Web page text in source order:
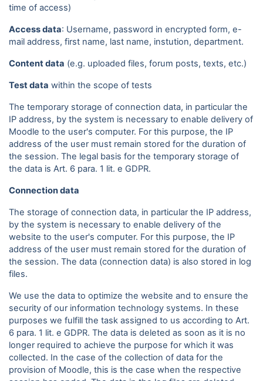
time of access)
Access data: Username, password in encrypted form, e-
mail address, first name, last name, instution, department.
Content data (e.g. uploaded files, forum posts, texts, etc.)
Test data within the scope of tests
The temporary storage of connection data, in particular the
IP address, by the system is necessary to enable delivery of
Moodle to the user's computer. For this purpose, the IP
address of the user must remain stored for the duration of
the session. The legal basis for the temporary storage of
the data is Art. 6 para. 1 lit. e GDPR.
Connection data
The storage of connection data, in particular the IP address,
by the system is necessary to enable delivery of the
website to the user's computer. For this purpose, the IP
address of the user must remain stored for the duration of
the session. The data (connection data) is also stored in log
files.
We use the data to optimize the website and to ensure the
security of our information technology systems. In these
purposes we fulfill the task assigned to us according to Art.
6 para. 1 lit. e GDPR. The data is deleted as soon as it is no
longer required to achieve the purpose for which it was
collected. In the case of the collection of data for the
provision of Moodle, this is the case when the respective